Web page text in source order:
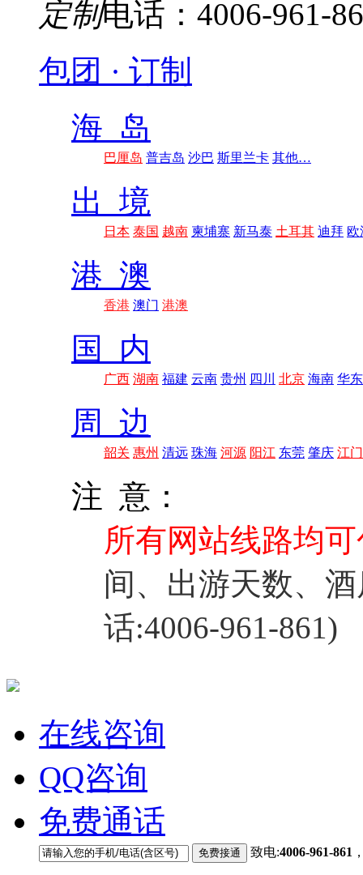
定制电话：4006-961-
包团 · 订制
海 岛
巴厘岛 普吉岛 沙巴 斯里兰卡 其他…
出 境
日本 泰国 越南 柬埔寨 新马泰 土耳其 迪拜 欧
港 澳
香港 澳门 港澳
国 内
广西 湖南 福建 云南 贵州 四川 北京 海南 华东
周 边
韶关 惠州 清远 珠海 河源 阳江 东莞 肇庆 江门
注 意：
所有网站线路均
间、出游天数、
话:4006-961-861)
在线咨询
QQ咨询
免费通话
致电:4006-961-861